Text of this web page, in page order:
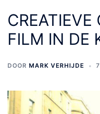
CREATIEVE
FILM IN DE
DOOR MARK VERHIJDE